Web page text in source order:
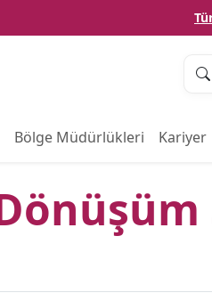
Bölge Müdürlükleri Kariyer